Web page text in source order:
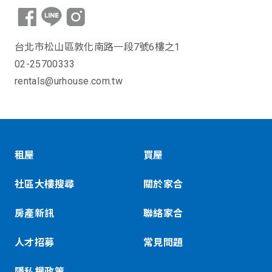
台北市松山區敦化南路一段7號6樓之1
02-25700333
rentals@urhouse.com.tw
租屋 買屋
社區大樓搜尋 關於家合
房產新訊 聯絡家合
人才招募 常見問題